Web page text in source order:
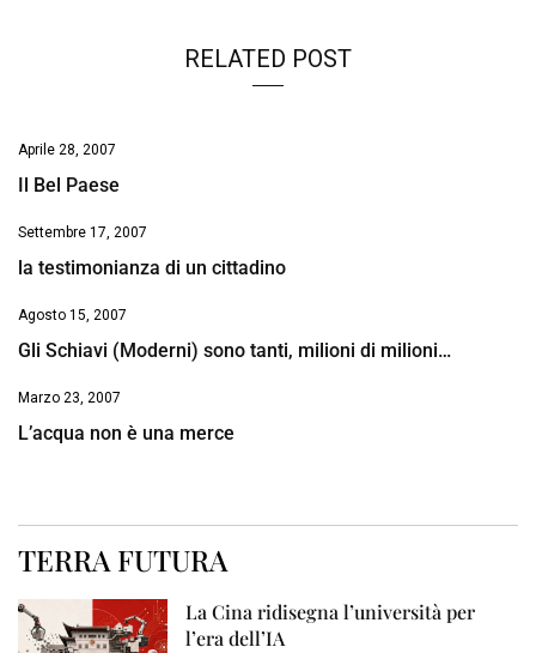
RELATED POST
Aprile 28, 2007
Il Bel Paese
Settembre 17, 2007
la testimonianza di un cittadino
Agosto 15, 2007
Gli Schiavi (Moderni) sono tanti, milioni di milioni…
Marzo 23, 2007
L’acqua non è una merce
TERRA FUTURA
La Cina ridisegna l’università per
l’era dell’IA